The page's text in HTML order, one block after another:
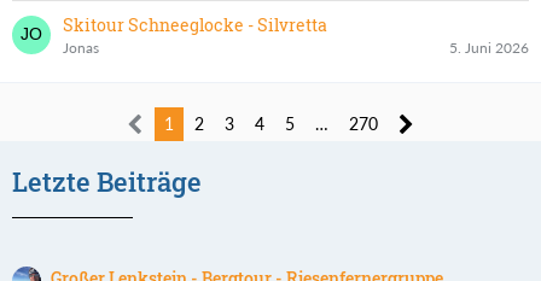
Skitour Schneeglocke - Silvretta
Jonas 5. Juni 2026
1 2 3 4 5 … 270
Letzte Beiträge